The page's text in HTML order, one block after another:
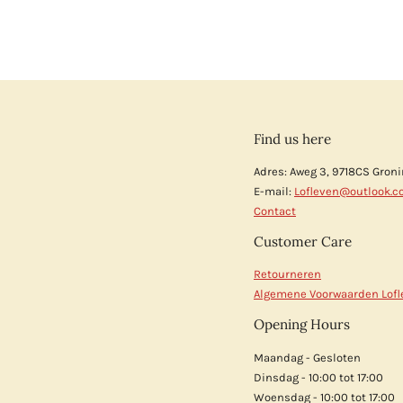
Find us here
Adres: Aweg 3, 9718CS
E-mail:
Contact
Customer Care
Retourneren
Algemene Voorwaarden
Opening Hours
Maandag - Gesloten
Dinsdag - 10:00 tot 17:00
Woensdag - 10:00 tot 17:00